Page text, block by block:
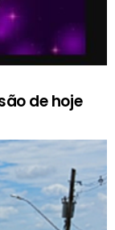
de hoje